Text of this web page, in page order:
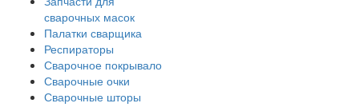
сварочных масок
Палатки сварщика
Респираторы
Сварочное покрывало
Сварочные очки
Сварочные шторы